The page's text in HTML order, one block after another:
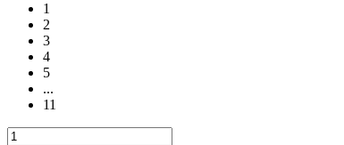
1
2
3
4
5
...
11